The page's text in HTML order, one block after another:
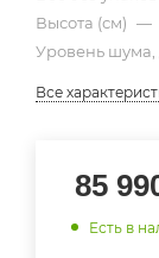
Высота (см) —
Уровень шума,
Все
85
Есть в